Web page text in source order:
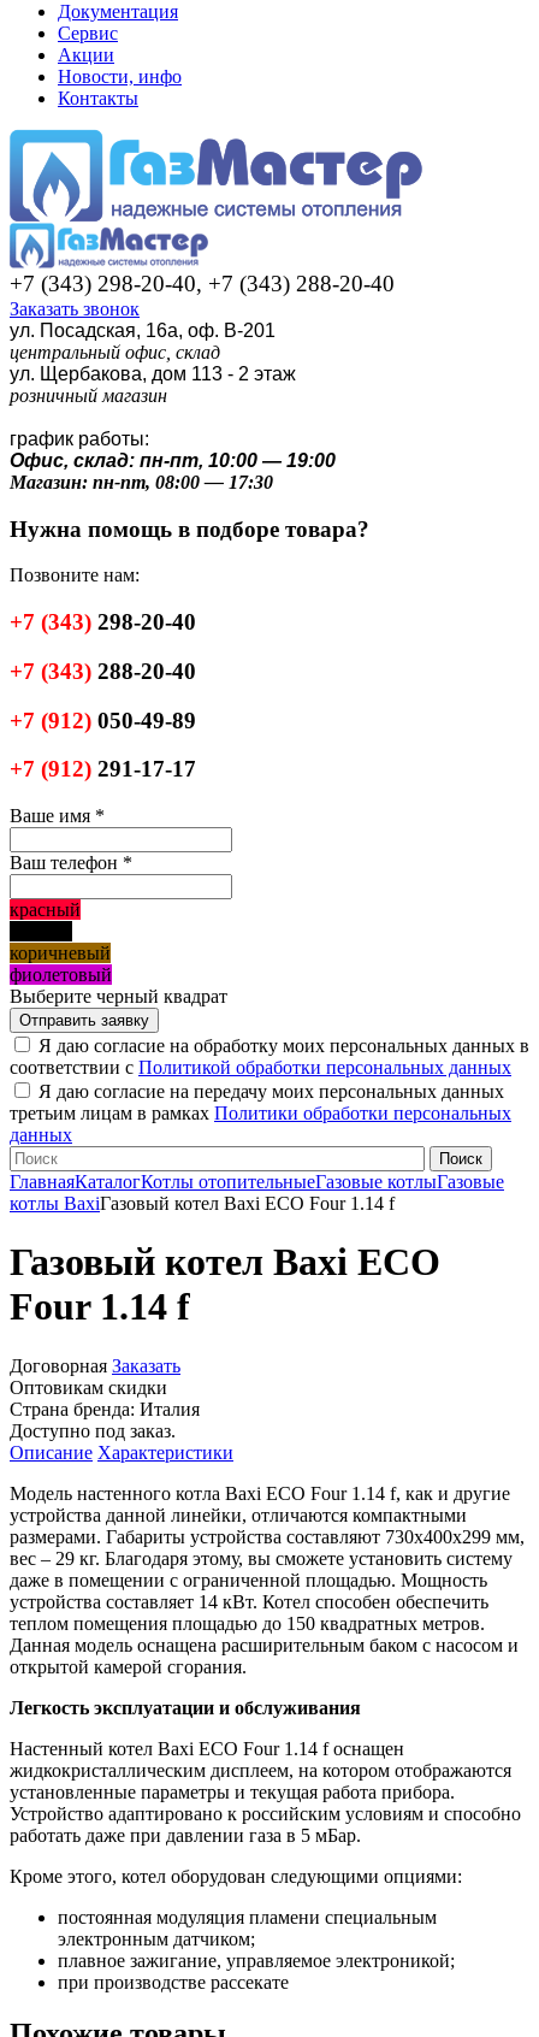
Документация
Сервис
Акции
Новости, инфо
Контакты
+7 (343) 298-20-40, +7 (343) 288-20-40
Заказать звонок
ул. Посадская, 16а, оф. В-201
центральный офис, склад
ул. Щербакова, дом 113 - 2 этаж
розничный магазин
график работы:
Офис, склад: пн-пт, 10:00 — 19:00
Магазин: пн-пт, 08:00 — 17:30
Нужна помощь в подборе товара?
Позвоните нам:
+7 (343) 298-20-40
+7 (343) 288-20-40
+7 (912) 050-49-89
+7 (912) 291-17-17
Ваше имя *
Ваш телефон *
красный
коричневый
фиолетовый
Выберите черный квадрат
Я даю согласие на обработку моих персональных данных в
соответствии с Политикой обработки персональных данных
Я даю согласие на передачу моих персональных данных
третьим лицам в рамках Политики обработки персональных
данных
ГлавнаяКаталогКотлы отопительныеГазовые котлыГазовые
котлы BaxiГазовый котел Baxi ECO Four 1.14 f
Газовый котел Baxi ECO
Four 1.14 f
Договорная Заказать
Оптовикам скидки
Страна бренда: Италия
Доступно под заказ.
Описание Характеристики
Модель настенного котла Baxi ECO Four 1.14 f, как и другие
устройства данной линейки, отличаются компактными
размерами. Габариты устройства составляют 730х400х299 мм,
вес – 29 кг. Благодаря этому, вы сможете установить систему
даже в помещении с ограниченной площадью. Мощность
устройства составляет 14 кВт. Котел способен обеспечить
теплом помещения площадью до 150 квадратных метров.
Данная модель оснащена расширительным баком с насосом и
открытой камерой сгорания.
Легкость эксплуатации и обслуживания
Настенный котел Baxi ECO Four 1.14 f оснащен
жидкокристаллическим дисплеем, на котором отображаются
установленные параметры и текущая работа прибора.
Устройство адаптировано к российским условиям и способно
работать даже при давлении газа в 5 мБар.
Кроме этого, котел оборудован следующими опциями:
постоянная модуляция пламени специальным
электронным датчиком;
плавное зажигание, управляемое электроникой;
при производстве рассекате